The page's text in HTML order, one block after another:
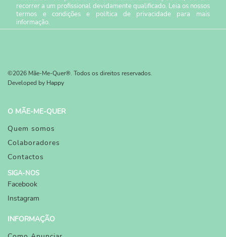
recorrer a um profissional devidamente qualificado. Leia os nossos
termos e condiçõese política de privacidade para mais
informação.
©2026 Mãe-Me-Quer®. Todos os direitos reservados.
Developed by Happy
O MÃE-ME-QUER
Quem somos
Colaboradores
Contactos
SIGA-NOS
Facebook
Instagram
INFORMAÇÃO